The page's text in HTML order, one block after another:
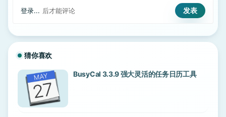
登录... 后才能评论
猜你喜欢
BusyCal 3.3.9 强大灵活的任务日历工具